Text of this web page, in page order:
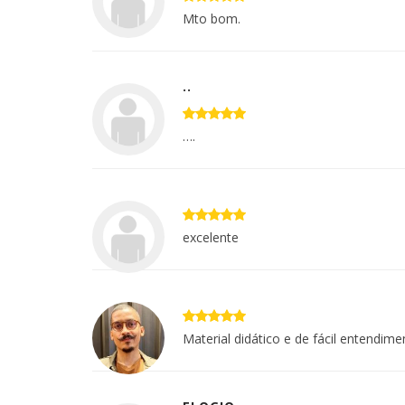
Mto bom.
..
….
excelente
Material didático e de fácil